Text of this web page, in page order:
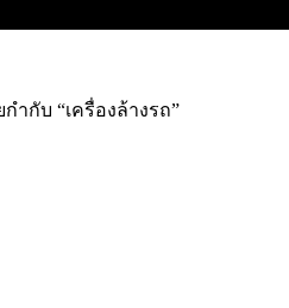
กับ “เครื่องล้างรถ”